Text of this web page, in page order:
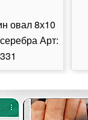
овал 8х10
Арт: